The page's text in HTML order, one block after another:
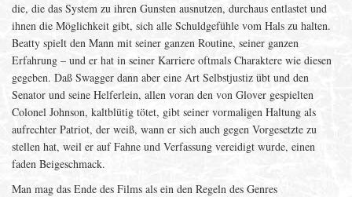
die, die das System zu ihren Gunsten ausnutzen, durchaus entlastet und
ihnen die Möglichkeit gibt, sich alle Schuldgefühle vom Hals zu halten.
Beatty spielt den Mann mit seiner ganzen Routine, seiner ganzen
Erfahrung – und er hat in seiner Karriere oftmals Charaktere wie diesen
gegeben. Daß Swagger dann aber eine Art Selbstjustiz übt und den
Senator und seine Helferlein, allen voran den von Glover gespielten
Colonel Johnson, kaltblütig tötet, gibt seiner vormaligen Haltung als
aufrechter Patriot, der weiß, wann er sich auch gegen Vorgesetzte zu
stellen hat, weil er auf Fahne und Verfassung vereidigt wurde, einen
faden Beigeschmack.
Man mag das Ende des Films als ein den Regeln des Genres